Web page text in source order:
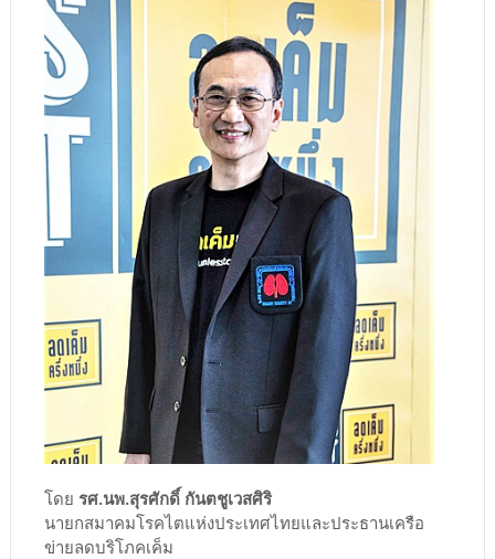
โดย รศ.นพ.สุรศักดิ์ กันตชูเวสศิริ
นายกสมาคมโรคไตแห่งประเทศไทยและประธานเครือ
ข่ายลดบริโภคเค็ม